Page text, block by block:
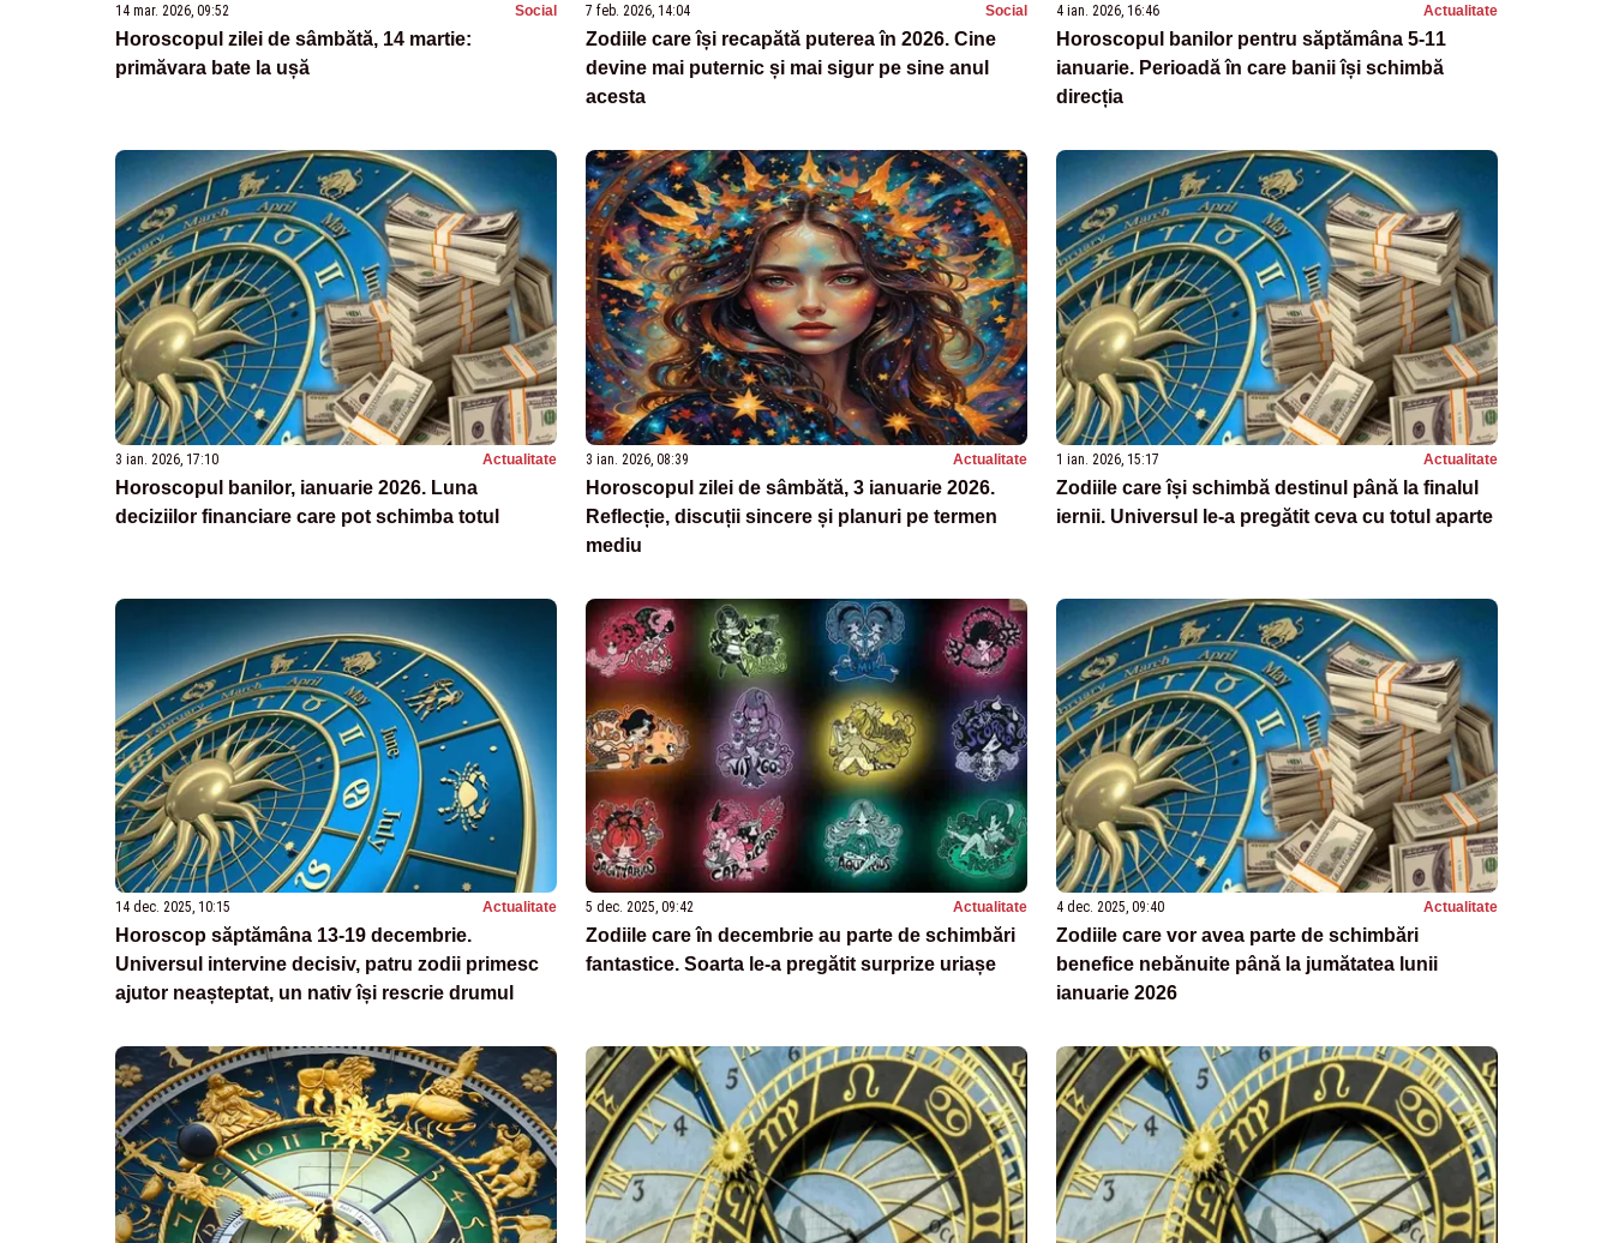
14 mar. 2026, 09:52 Social
Horoscopul zilei de sâmbătă, 14 martie:
primăvara bate la ușă
7 feb. 2026, 14:04 Social
Zodiile care își recapătă puterea în 2026. Cine
devine mai puternic și mai sigur pe sine anul
acesta
4 ian. 2026, 16:46 Actualitate
Horoscopul banilor pentru săptămâna 5-11
ianuarie. Perioadă în care banii își schimbă
direcția
3 ian. 2026, 17:10 Actualitate
Horoscopul banilor, ianuarie 2026. Luna
deciziilor financiare care pot schimba totul
3 ian. 2026, 08:39 Actualitate
Horoscopul zilei de sâmbătă, 3 ianuarie 2026.
Reflecție, discuții sincere și planuri pe termen
mediu
1 ian. 2026, 15:17 Actualitate
Zodiile care își schimbă destinul până la finalul
iernii. Universul le-a pregătit ceva cu totul aparte
14 dec. 2025, 10:15 Actualitate
Horoscop săptămâna 13-19 decembrie.
Universul intervine decisiv, patru zodii primesc
ajutor neașteptat, un nativ își rescrie drumul
5 dec. 2025, 09:42 Actualitate
Zodiile care în decembrie au parte de schimbări
fantastice. Soarta le-a pregătit surprize uriașe
4 dec. 2025, 09:40 Actualitate
Zodiile care vor avea parte de schimbări
benefice nebănuite până la jumătatea lunii
ianuarie 2026